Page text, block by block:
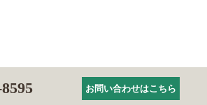
お問い合わせはこちら